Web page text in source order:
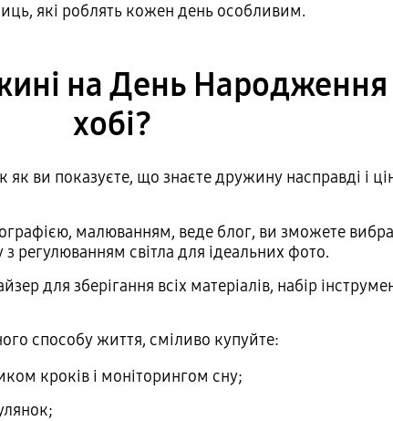
які роблять кожен день особливим.
на День Народження
хобі?
ви показуєте, що знаєте дружину насправді і
малюванням, веде блог, ви зможете
регулюванням світла для ідеальних фото.
для зберігання всіх матеріалів, набір
способу життя, сміливо купуйте:
кроків і моніторингом сну;